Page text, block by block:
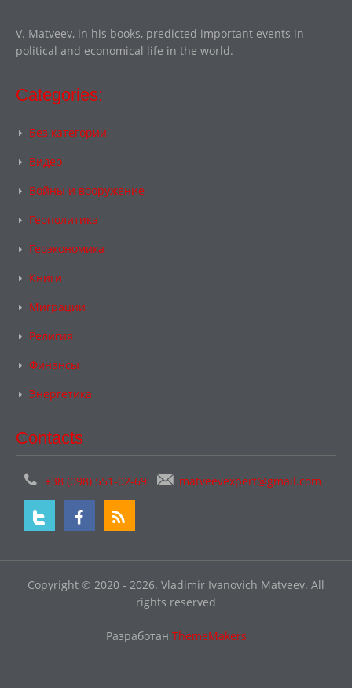
V. Matveev, in his books, predicted important events in
political and economical life in the world.
Categories:
Без категории
Видео
Войны и вооружение
Геополитика
Геоэкономика
Книги
Миграции
Религия
Финансы
Энергетика
Contacts
+38 (098) 551-02-69 matveevexpert@gmail.com
Copyright © 2020 - 2026. Vladimir Ivanovich Matveev. All
rights reserved
Разработан ThemeMakers